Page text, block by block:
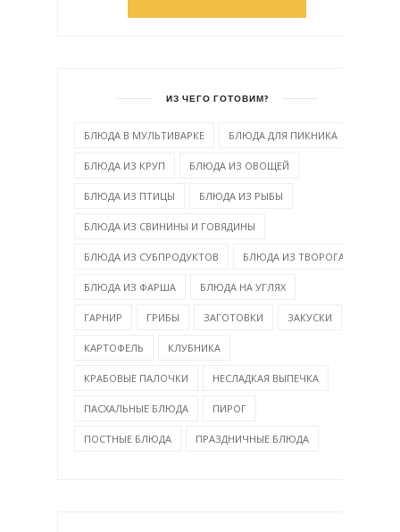
ИЗ ЧЕГО ГОТОВИМ?
БЛЮДА В МУЛЬТИВАРКЕ БЛЮДА ДЛЯ ПИКНИКА
БЛЮДА ИЗ КРУП БЛЮДА ИЗ ОВОЩЕЙ
БЛЮДА ИЗ ПТИЦЫ БЛЮДА ИЗ РЫБЫ
БЛЮДА ИЗ СВИНИНЫ И ГОВЯДИНЫ
БЛЮДА ИЗ СУБПРОДУКТОВ БЛЮДА ИЗ ТВОРОГА
БЛЮДА ИЗ ФАРША БЛЮДА НА УГЛЯХ
ГАРНИР ГРИБЫ ЗАГОТОВКИ ЗАКУСКИ
КАРТОФЕЛЬ КЛУБНИКА
КРАБОВЫЕ ПАЛОЧКИ НЕСЛАДКАЯ ВЫПЕЧКА
ПАСХАЛЬНЫЕ БЛЮДА ПИРОГ
ПОСТНЫЕ БЛЮДА ПРАЗДНИЧНЫЕ БЛЮДА